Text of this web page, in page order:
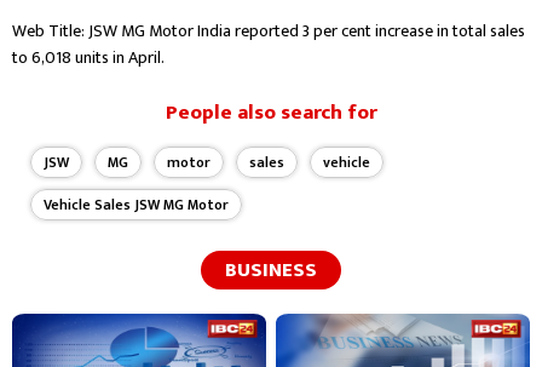
Web Title: JSW MG Motor India reported 3 per cent increase in total sales
to 6,018 units in April.
People also search for
JSW MG motor sales
vehicle
Vehicle Sales JSW MG Motor
BUSINESS